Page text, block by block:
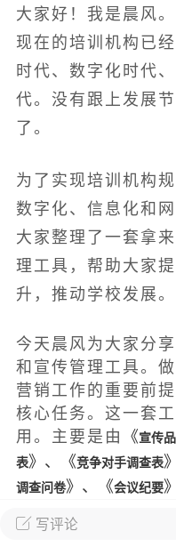
百问百答 产品
06-08 15:51
兴日报 6月7日下午
悉，为贯彻落实绍兴市
神，绍兴市迅速出台稳
0 2.6k
06-08 15:43 电脑端 热点
！国务院：文化艺术
业，可缓缴社保
社会保障部 国家发展
扩大阶段性缓缴社会保
的通知人社部发〔
写评论
大家好！我是晨风
现在的培训机构已
时代、数字化时代
代。没有跟上发展
了。
为了实现培训机构
数字化、信息化和
大家整理了一套拿
理工具，帮助大家
升，推动学校发展。
今天晨风为大家分
和宣传管理工具。
营销工作的重要前
核心任务。这一套
用。主要是由
《宣传
表》、《竞争对手调查表
调查问卷》、《会议纪要
格组成。